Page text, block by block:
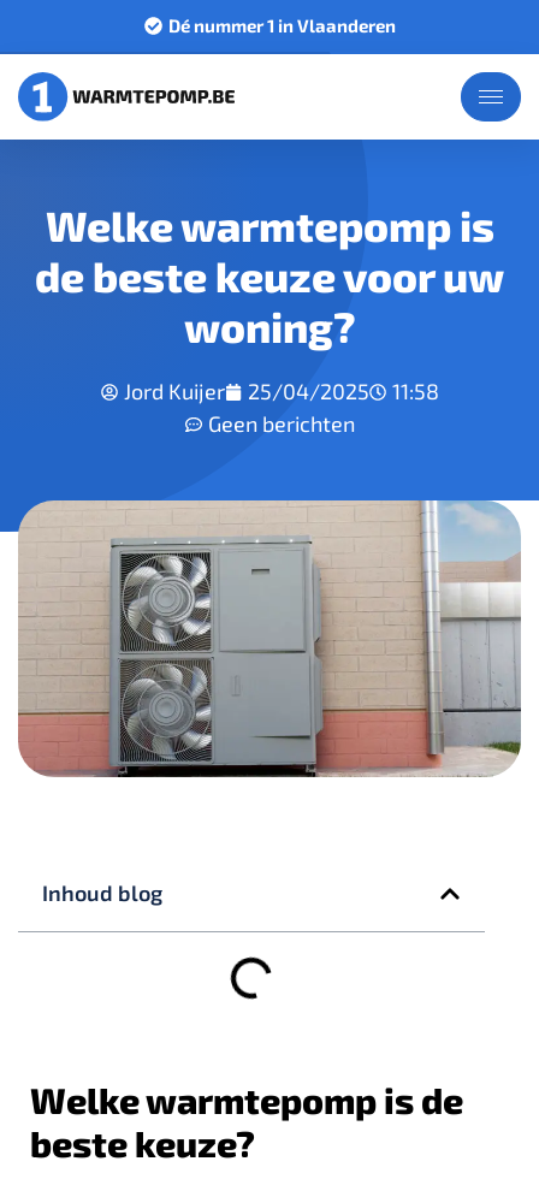
Dé nummer 1 in Vlaanderen
Welke warmtepomp is
de beste keuze voor uw
woning?
Jord Kuijer 25/04/2025
11:58
Geen berichten
Inhoud blog
Welke warmtepomp is de
beste keuze?